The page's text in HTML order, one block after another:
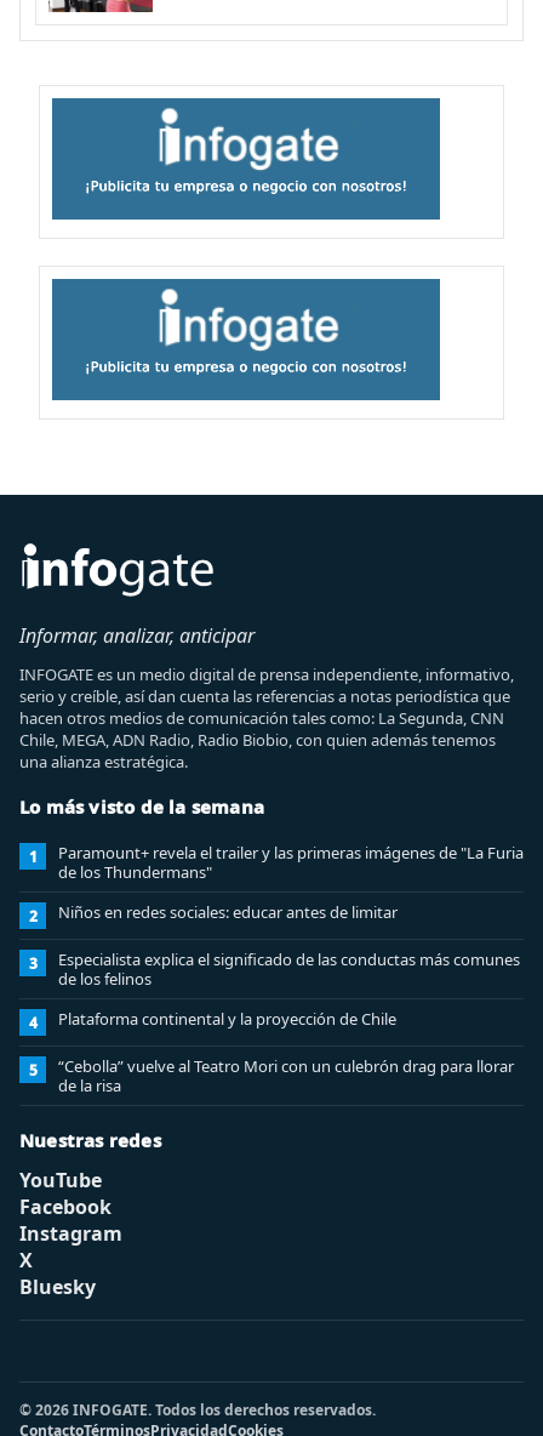
Informar, analizar, anticipar
INFOGATE es un medio digital de prensa independiente, informativo,
serio y creíble, así dan cuenta las referencias a notas periodística que
hacen otros medios de comunicación tales como: La Segunda, CNN
Chile, MEGA, ADN Radio, Radio Biobio, con quien además tenemos
una alianza estratégica.
Lo más visto de la semana
1
Paramount+ revela el trailer y las primeras imágenes de "La Furia
de los Thundermans"
2 Niños en redes sociales: educar antes de limitar
3
Especialista explica el significado de las conductas más comunes
de los felinos
4 Plataforma continental y la proyección de Chile
5
“Cebolla” vuelve al Teatro Mori con un culebrón drag para llorar
de la risa
Nuestras redes
YouTube
Facebook
Instagram
X
Bluesky
© 2026 INFOGATE. Todos los derechos reservados.
ContactoTérminosPrivacidadCookies